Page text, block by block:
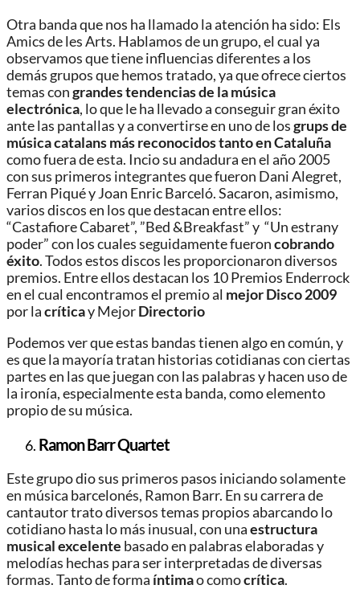
Otra banda que nos ha llamado la atención ha sido: Els
Amics de les Arts. Hablamos de un grupo, el cual ya
observamos que tiene influencias diferentes a los
demás grupos que hemos tratado, ya que ofrece ciertos
temas congrandes tendencias de la música
electrónica, lo que le ha llevado a conseguir gran éxito
ante las pantallas y a convertirse en uno de losgrups de
música catalansmás reconocidos tanto en Cataluña
como fuera de esta. Incio su andadura en el año 2005
con sus primeros integrantes que fueron Dani Alegret,
Ferran Piqué y Joan Enric Barceló. Sacaron, asimismo,
varios discos en los que destacan entre ellos:
“Castafiore Cabaret”, ”Bed &Breakfast” y “Un estrany
poder” con los cuales seguidamente fueroncobrando
éxito. Todos estos discos les proporcionaron diversos
premios. Entre ellos destacan los 10 Premios Enderrock
en el cual encontramos el premio al mejor Disco 2009
por lacríticay MejorDirectorio
Podemos ver que estas bandas tienen algo en común, y
es que la mayoría tratan historias cotidianas con ciertas
partes en las que juegan con las palabras y hacen uso de
la ironía, especialmente esta banda, como elemento
propio de su música.
Ramon Barr Quartet
Este grupo dio sus primeros pasos iniciando solamente
en música barcelonés, Ramon Barr. En su carrera de
cantautor trato diversos temas propios abarcando lo
cotidiano hasta lo más inusual, con unaestructura
musical excelente basado en palabras elaboradas y
melodías hechas para ser interpretadas de diversas
formas. Tanto de forma íntimao comocrítica.